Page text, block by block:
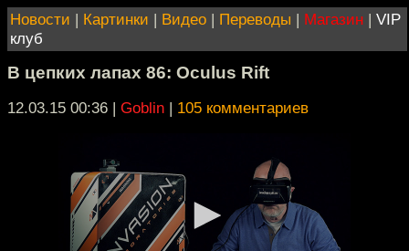
Новости | Картинки | Видео | Переводы | Магазин | VIP
клуб
В цепких лапах 86: Oculus Rift
12.03.15 00:36 | Goblin | 105 комментариев